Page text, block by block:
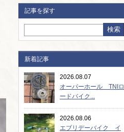
記事を探す
新着記事
2026.08.07
オーバーホール TNIロ
ードバイク...
2026.08.06
エブリデーバイク イ